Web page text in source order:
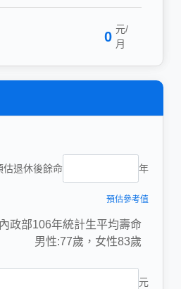
0 元/
月
估退休後餘命 年
預估參考值
政部106年統計生平均壽命
男性:77歲，女性83歲
元